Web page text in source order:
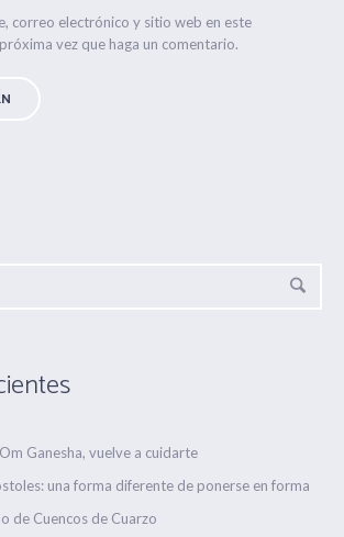
correo electrónico y sitio web en este
vez que haga un comentario.
Ganesha, vuelve a cuidarte
una forma diferente de ponerse en forma
de Cuencos de Cuarzo